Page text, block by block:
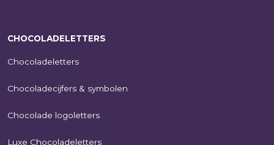
CHOCOLADELETTERS
Chocoladeletters
Chocoladecijfers & symbolen
Chocolade logoletters
Luxe Chocoladeletters